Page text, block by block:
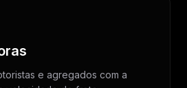
e agregados com a